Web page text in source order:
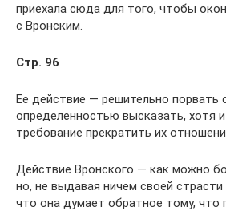
приеха­ла сюда для того, чтобы
с Вронским.
Стр. 96
Ее действие — решительно порвать
определен­ностью высказать, хотя
требование пре­кратить их
Действие Вронского — как можно
но, не выдавая ничем своей
что она думает обратное тому, что